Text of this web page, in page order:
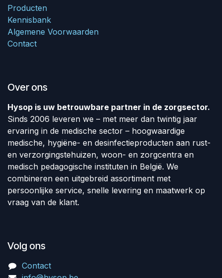
Producten
Kennisbank
Algemene Voorwaarden
Contact
Over ons
Hysop is uw betrouwbare partner in de zorgsector.
Sinds 2006 leveren we – met meer dan twintig jaar
ervaring in de medische sector – hoogwaardige
medische, hygiëne- en desinfectieproducten aan rust-
en verzorgingstehuizen, woon- en zorgcentra en
medisch pedagogische instituten in België. We
combineren een uitgebreid assortiment met
persoonlijke service, snelle levering en maatwerk op
vraag van de klant.
Volg ons
Contact